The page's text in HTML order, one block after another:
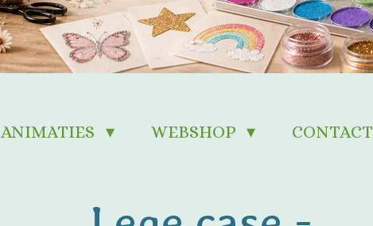
ANIMATIES WEBSHOP CONTACT